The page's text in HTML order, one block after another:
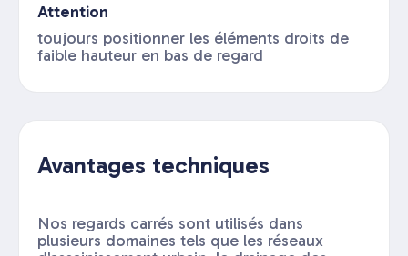
Attention
toujours positionner les éléments droits de
faible hauteur en bas de regard
Avantages techniques
Nos regards carrés sont utilisés dans
plusieurs domaines tels que les réseaux